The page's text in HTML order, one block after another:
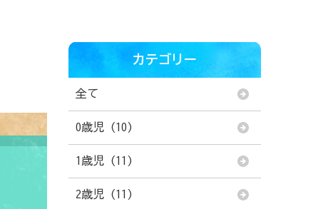
カテゴリー
全て
0歳児 (10)
1歳児 (11)
2歳児 (11)